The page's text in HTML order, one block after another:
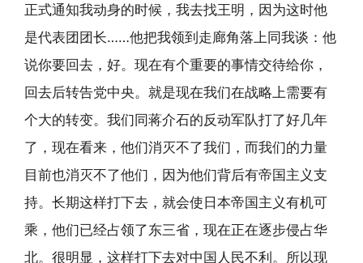
正式通知我动身的时候，我去找王明，因为这时他
是代表团团长……他把我领到走廊角落上同我谈：他
说你要回去，好。现在有个重要的事情交待给你，
回去后转告党中央。就是现在我们在战略上需要有
个大的转变。我们同蒋介石的反动军队打了好几年
了，现在看来，他们消灭不了我们，而我们的力量
目前也消灭不了他们，因为他们背后有帝国主义支
持。长期这样打下去，就会使日本帝国主义有机可
乘，他们已经占领了东三省，现在正在逐步侵占华
北。很明显，这样打下去对中国人民不利。所以现